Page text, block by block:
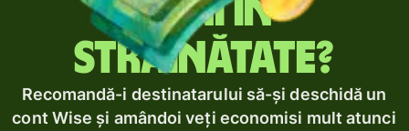
bani în
străinătate?
Recomandă-i destinatarului să-și deschidă un
cont Wise și amândoi veți economisi mult atunci